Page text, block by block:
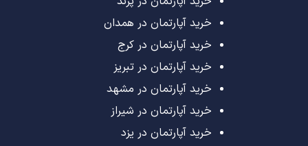
خرید آپارتمان در همدان
خرید آپارتمان در کرج
خرید آپارتمان در تبریز
خرید آپارتمان در مشهد
خرید آپارتمان در شیراز
خرید آپارتمان در یزد